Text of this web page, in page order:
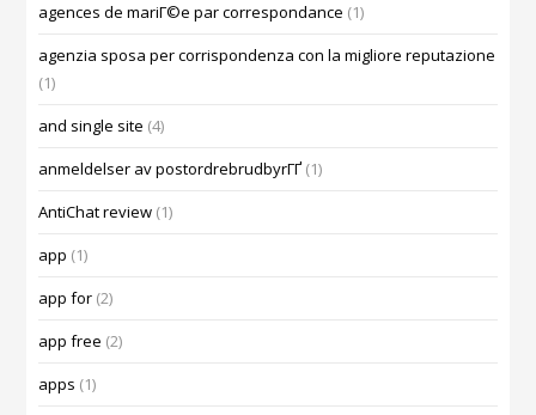
agences de mariГ©e par correspondance (1)
agenzia sposa per corrispondenza con la migliore reputazione
(1)
and single site (4)
anmeldelser av postordrebrudbyrГҐ (1)
AntiChat review (1)
app (1)
app for (2)
app free (2)
apps (1)